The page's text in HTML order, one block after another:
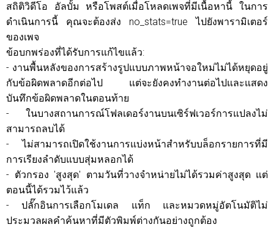
สถิติวิดีโอ อัลบั้ม หรือโพสต์เมื่อโหลดเพจที่มีเนื้อหานี้ ในการ
ดำเนินการนี้ คุณจะต้องส่ง no_stats=true ไปยังพารามิเตอร์
ของเพจ
ข้อบกพร่องที่ได้รับการแก้ไขแล้ว:
- งานพื้นหลังของการสร้างรูปแบบภาพหน้าจอใหม่ไม่ได้หยุดอยู่
กับข้อผิดพลาดอีกต่อไป แต่จะยังคงทำงานต่อไปและแสดง
บันทึกข้อผิดพลาดในตอนท้าย
- ในบางสถานการณ์โฟลเดอร์งานบนเซิร์ฟเวอร์การแปลงไม่
สามารถลบได้
- ไม่สามารถเปิดใช้งานการแบ่งหน้าสำหรับบล็อกรายการที่มี
การเรียงลำดับแบบสุ่มหลอกได้
- ตัวกรอง 'สูงสุด' ตามวันที่วางจำหน่ายไม่ได้รวมค่าสูงสุด แต่
ตอนนี้ได้รวมไว้แล้ว
- ปลั๊กอินการเลือกโมเดล แท็ก และหมวดหมู่อัตโนมัติไม่
ประมวลผลคำค้นหาที่มีตัวพิมพ์ต่างกันอย่างถูกต้อง